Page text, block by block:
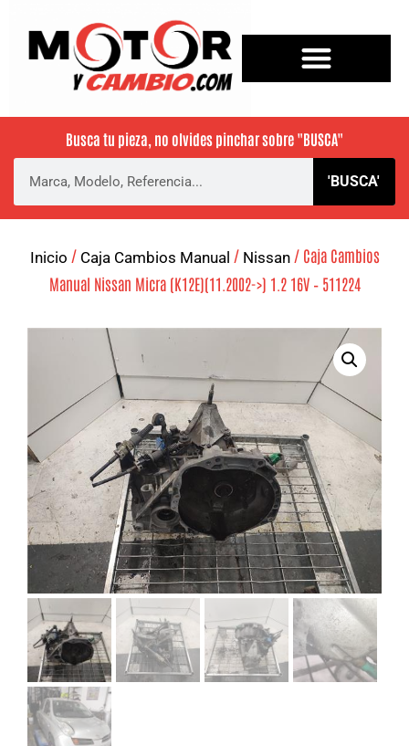
Busca tu pieza, no olvides pinchar sobre "BUSCA"
'BUSCA'
Inicio / Caja Cambios Manual / Nissan/ Caja Cambios
Manual Nissan Micra (K12E)(11.2002->) 1.2 16V – 511224